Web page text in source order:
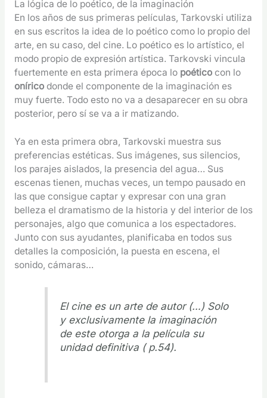
La lógica de lo poético, de la imaginación
En los años de sus primeras películas, Tarkovski utiliza
en sus escritos la idea de lo poético como lo propio del
arte, en su caso, del cine. Lo poético es lo artístico, el
modo propio de expresión artística. Tarkovski vincula
fuertemente en esta primera época lo poéticocon lo
onírico donde el componente de la imaginación es
muy fuerte. Todo esto no va a desaparecer en su obra
posterior, pero sí se va a ir matizando.
Ya en esta primera obra, Tarkovski muestra sus
preferencias estéticas. Sus imágenes, sus silencios,
los parajes aislados, la presencia del agua… Sus
escenas tienen, muchas veces, un tempo pausado en
las que consigue captar y expresar con una gran
belleza el dramatismo de la historia y del interior de los
personajes, algo que comunica a los espectadores.
Junto con sus ayudantes, planificaba en todos sus
detalles la composición, la puesta en escena, el
sonido, cámaras…
El cine es un arte de autor (…) Solo
y exclusivamente la imaginación
de este otorga a la película su
unidad definitiva ( p.54).